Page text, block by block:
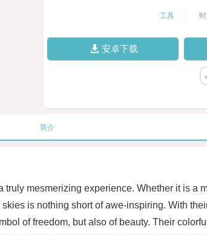
工具
安卓下载
简介
truly mesmerizing experience. Whether it is
is nothing short of awe-inspiring. With
of freedom, but also of beauty. Their